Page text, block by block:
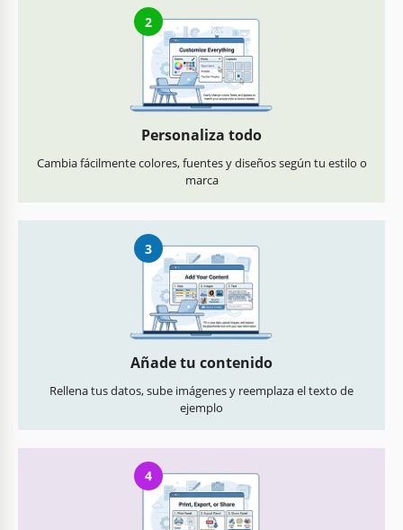
2
Personaliza todo
Cambia fácilmente colores, fuentes y diseños según tu estilo o
marca
3
Añade tu contenido
Rellena tus datos, sube imágenes y reemplaza el texto de
ejemplo
4